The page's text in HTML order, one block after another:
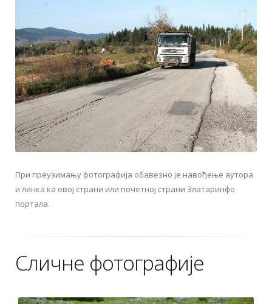
При преузимању фотографија обавезно је навођење аутора
и линка ка овој страни или почетној страни Златаринфо
портала.
Сличне фотографије